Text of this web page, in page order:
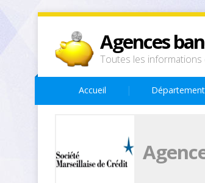
Agences
Toutes les informations
Accueil